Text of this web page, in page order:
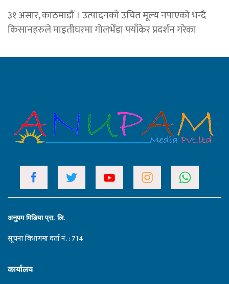
३१ असार, काठमाडौं । उत्पादनको उचित मूल्य नपाएको भन्दै
किसानहरुले माइतीघरमा गोलभेँडा फ्याँकेर प्रदर्शन गरेका
अनुपम मिडिया प्रा. लि.
सूचना विभागमा दर्ता नं. : 714
कार्यालय